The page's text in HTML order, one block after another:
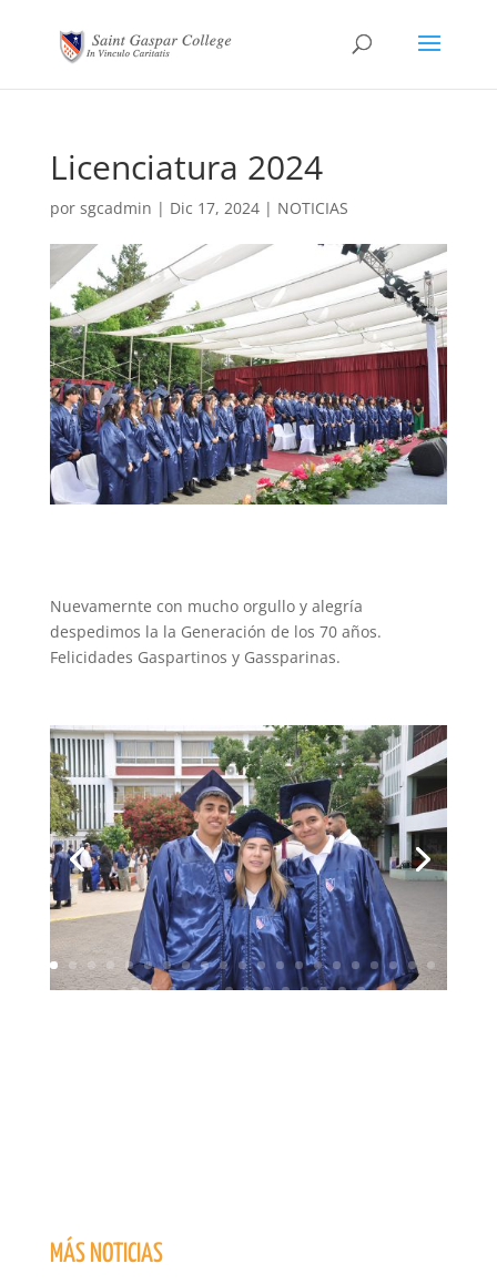
Licenciatura 2024
por sgcadmin | Dic 17, 2024| NOTICIAS
Nuevamernte con mucho orgullo y alegría
despedimos la la Generación de los 70 años.
Felicidades Gaspartinos y Gassparinas.
MÁS NOTICIAS